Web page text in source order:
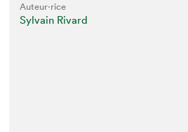
Auteur·rice
Sylvain Rivard